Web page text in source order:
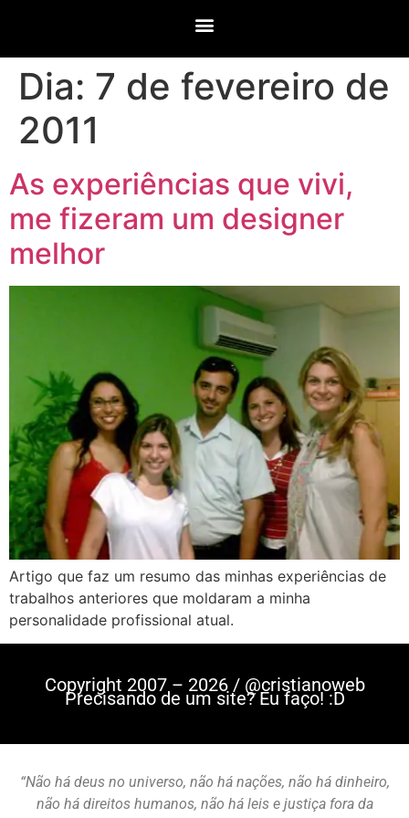
Dia: 7 de fevereiro de
2011
As experiências que vivi,
me fizeram um designer
melhor
Artigo que faz um resumo das minhas experiências de
trabalhos anteriores que moldaram a minha
personalidade profissional atual.
Copyright 2007 – 2026 / @cristianoweb
Precisando de um site? Eu faço! :D
“Não há deus no universo, não há nações, não há dinheiro,
não há direitos humanos, não há leis e justiça fora da